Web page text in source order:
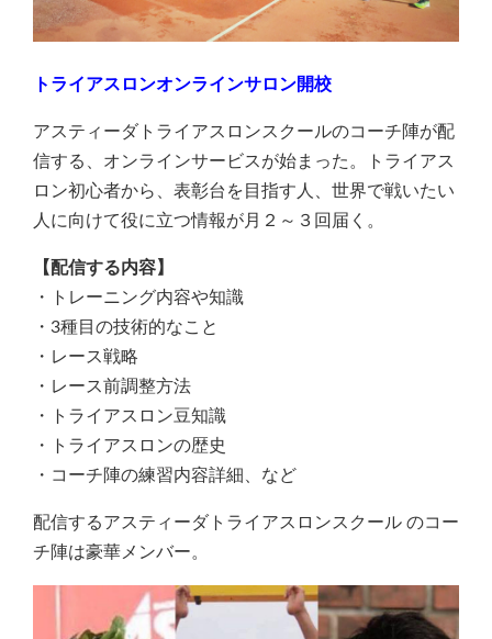
トライアスロンオンラインサロン開校
アスティーダトライアスロンスクールのコーチ陣が配
信する、オンラインサービスが始まった。トライアス
ロン初心者から、表彰台を目指す人、世界で戦いたい
人に向けて役に立つ情報が月２～３回届く。
【配信する内容】
・トレーニング内容や知識
・3種目の技術的なこと
・レース戦略
・レース前調整方法
・トライアスロン豆知識
・トライアスロンの歴史
・コーチ陣の練習内容詳細、など
配信するアスティーダトライアスロンスクール のコー
チ陣は豪華メンバー。